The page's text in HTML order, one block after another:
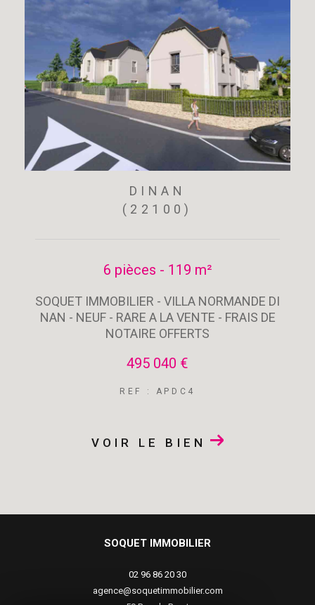
DINAN
(22100)
6 pièces - 119 m²
SOQUET IMMOBILIER - VILLA NORMANDE DI
NAN - NEUF - RARE A LA VENTE - FRAIS DE
NOTAIRE OFFERTS
495 040 €
REF : APDC4
VOIR LE BIEN
SOQUET IMMOBILIER
02 96 86 20 30
agence@soquetimmobilier.com